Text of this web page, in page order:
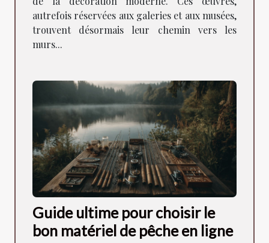
autrefois réservées aux galeries et aux musées,
trouvent désormais leur chemin vers les
murs...
Guide ultime pour choisir le
bon matériel de pêche en ligne